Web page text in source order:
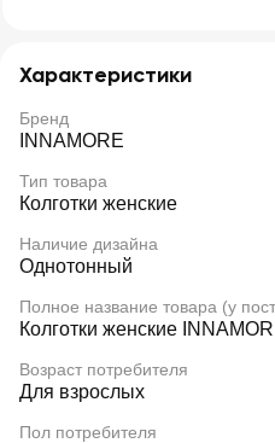
Характеристики
Бренд
INNAMORE
Тип товара
Колготки женские
Наличие дизайна
Однотонный
Полное название товара (у
Колготки женские
Возраст потребителя
Для взрослых
Пол потребителя